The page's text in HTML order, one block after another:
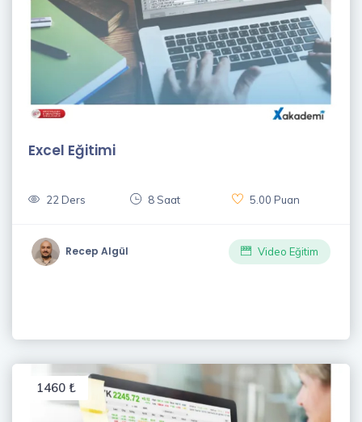
Excel Eğitimi
22 Ders 8 Saat 5.00 Puan
Recep Algül Video Eğitim
1460 ₺